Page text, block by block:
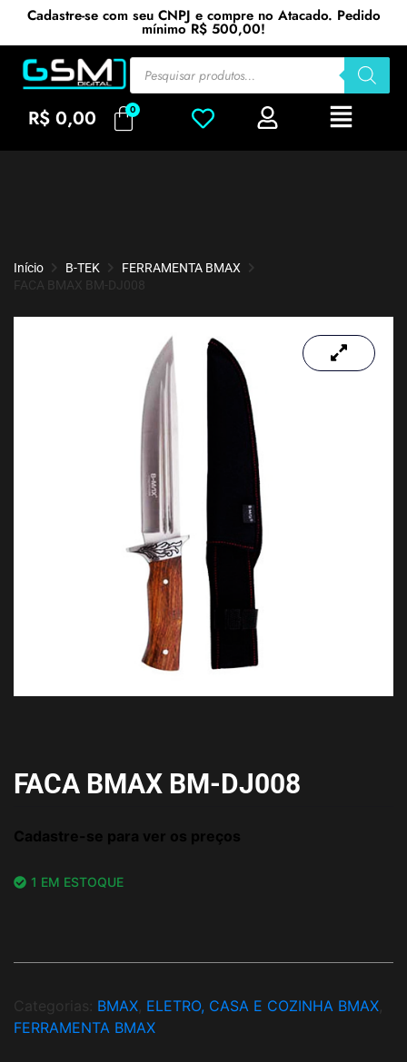
Cadastre-se com seu CNPJ e compre no Atacado. Pedido
mínimo R$ 500,00!
R$ 0,00
Início B-TEK
FERRAMENTA BMAX
FACA BMAX BM-DJ008
FACA BMAX BM-DJ008
Cadastre-se para ver os preços
1 EM ESTOQUE
Categorias: BMAX ELETRO, CASA E COZINHA BMAX
FERRAMENTA BMAX